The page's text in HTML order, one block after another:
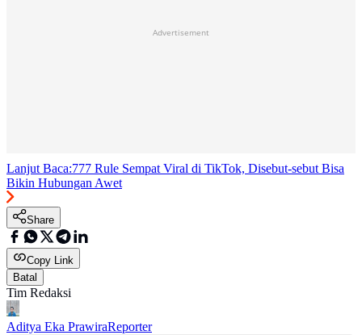
Advertisement
Lanjut Baca:777 Rule Sempat Viral di TikTok, Disebut-sebut Bisa
Bikin Hubungan Awet
Share
Copy Link
Batal
Tim Redaksi
Aditya Eka PrawiraReporter